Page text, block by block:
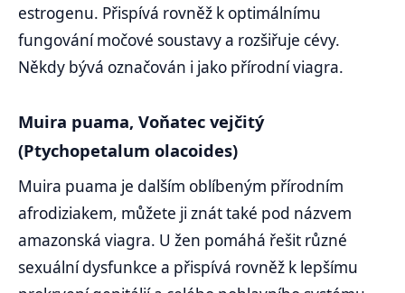
estrogenu. Přispívá rovněž k optimálnímu
fungování močové soustavy a rozšiřuje cévy.
Někdy bývá označován i jako přírodní viagra.
Muira puama, Voňatec vejčitý
(Ptychopetalum olacoides)
Muira puama je dalším oblíbeným přírodním
afrodiziakem, můžete ji znát také pod názvem
amazonská viagra. U žen pomáhá řešit různé
sexuální dysfunkce a přispívá rovněž k lepšímu